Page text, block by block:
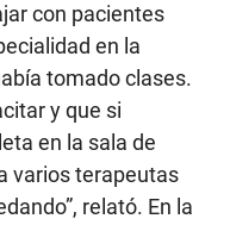
con pacientes
en la
tomado clases.
y que si
en la sala de
varios terapeutas
relató. En la